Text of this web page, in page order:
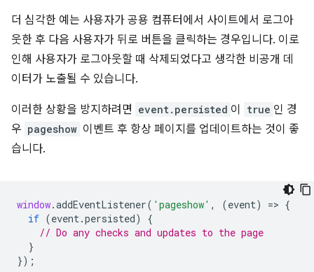
더 심각한 예는 사용자가 공용 컴퓨터에서 사이트에서 로그아
웃한 후 다음 사용자가 뒤로 버튼을 클릭하는 경우입니다. 이로
인해 사용자가 로그아웃할 때 삭제되었다고 생각한 비공개 데
이터가 노출될 수 있습니다.
이러한 상황을 방지하려면 event.persisted 이 true 인 경
우 pageshow 이벤트 후 항상 페이지를 업데이트하는 것이 좋
습니다.
window.addEventListener( 'pageshow' , (event) => {
if (event.persisted)
{
// Do any checks and updates to the page
}
});